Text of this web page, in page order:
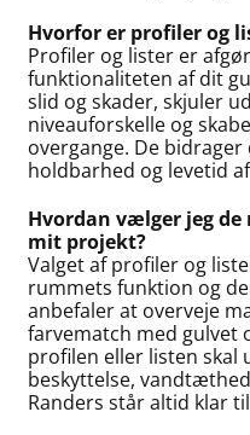
Hvorfor er profiler og
Profiler og lister er
funktionaliteten af dit
slid og skader, skjuler
niveauforskelle og
overgange. De
holdbarhed og levetid
Hvordan vælger jeg
mit projekt?
Valget af profiler og
rummets funktion og
anbefaler at overveje
farvematch med gulvet
profilen eller listen skal
beskyttelse,
Randers står altid klar